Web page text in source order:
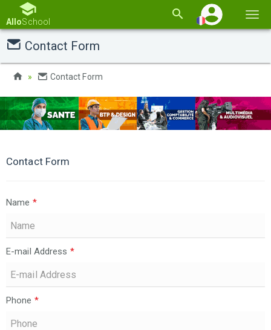
la
AlloSchool
Contact Form
Contact Form
Contact Form
Name *
E-mail Address *
Phone *